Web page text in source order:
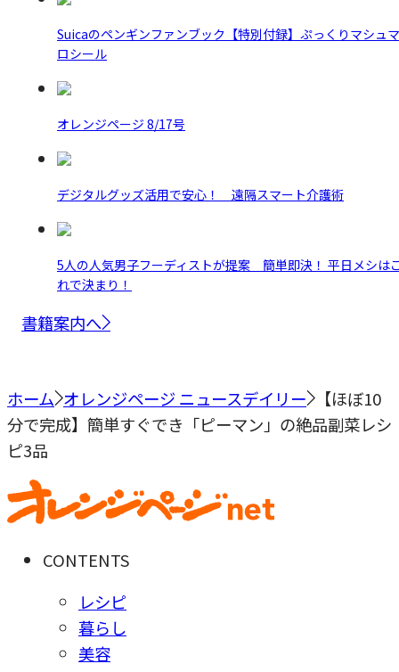
Suicaのペンギンファンブック【特別付録】ぷっくりマシュマ
ロシール
オレンジページ 8/17号
デジタルグッズ活用で安心！ 遠隔スマート介護術
5人の人気男子フーディストが提案 簡単即決！ 平日メシは
れで決まり！
書籍案内へ
ホーム オレンジページ ニュースデイリー
【ほぼ10
分で完成】簡単すぐでき「ピーマン」の絶品副菜レシ
ピ3品
CONTENTS
レシピ
暮らし
美容